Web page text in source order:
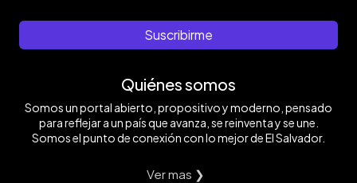
Suscribirme
Quiénes somos
Somos un portal abierto, propositivo y moderno, pensado
para reflejar a un país que avanza, se reinventa y se une.
Somos el punto de conexión con lo mejor de El Salvador.
Ver mas ❯